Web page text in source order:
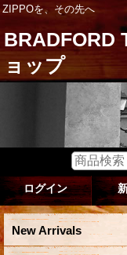
ZIPPOを、その先へ
BRADFORD
ョップ
ログイン
New Arrivals